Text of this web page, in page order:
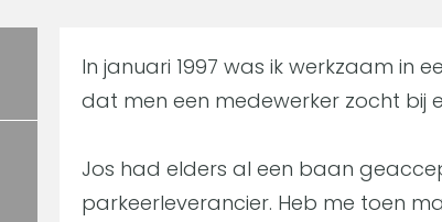
In januari 1997 was ik werkzaam in
dat men een medewerker zocht bij
Jos had elders al een baan
parkeerleverancier. Heb me toen